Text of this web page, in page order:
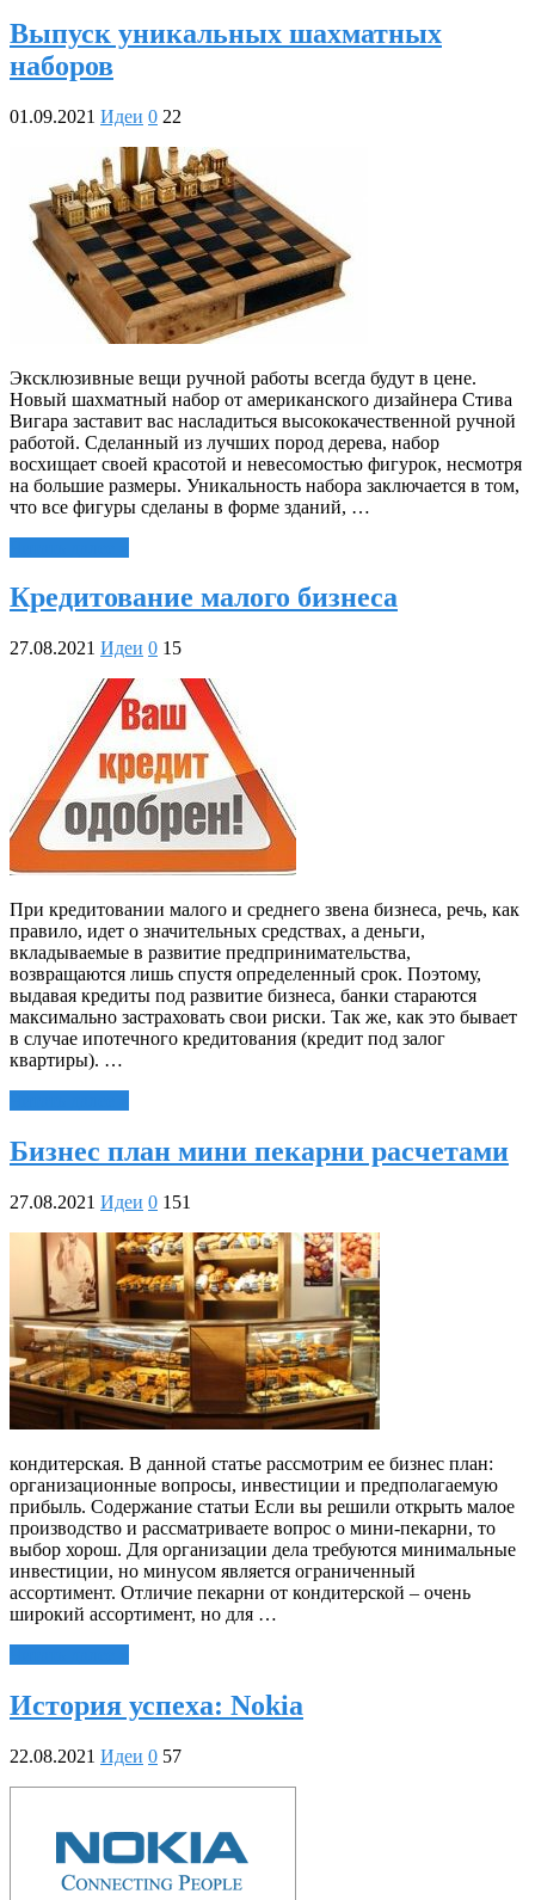
Выпуск уникальных шахматных
наборов
01.09.2021 Идеи 0 22
Эксклюзивные вещи ручной работы всегда будут в цене.
Новый шахматный набор от американского дизайнера Стива
Вигара заставит вас насладиться высококачественной ручной
работой. Сделанный из лучших пород дерева, набор
восхищает своей красотой и невесомостью фигурок, несмотря
на большие размеры. Уникальность набора заключается в том,
что все фигуры сделаны в форме зданий, …
Кредитование малого бизнеса
27.08.2021 Идеи 0 15
При кредитовании малого и среднего звена бизнеса, речь, как
правило, идет о значительных средствах, а деньги,
вкладываемые в развитие предпринимательства,
возвращаются лишь спустя определенный срок. Поэтому,
выдавая кредиты под развитие бизнеса, банки стараются
максимально застраховать свои риски. Так же, как это бывает
в случае ипотечного кредитования (кредит под залог
квартиры). …
Бизнес план мини пекарни расчетами
27.08.2021 Идеи 0 151
кондитерская. В данной статье рассмотрим ее бизнес план:
организационные вопросы, инвестиции и предполагаемую
прибыль. Содержание статьи Если вы решили открыть малое
производство и рассматриваете вопрос о мини-пекарни, то
выбор хорош. Для организации дела требуются минимальные
инвестиции, но минусом является ограниченный
ассортимент. Отличие пекарни от кондитерской – очень
широкий ассортимент, но для …
История успеха: Nokia
22.08.2021 Идеи 0 57